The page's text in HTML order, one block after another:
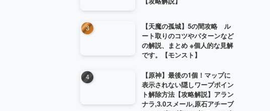
【天魔の孤城】5の間攻略 ル
ート取りのコツやパターンなど
の解説、まとめ ※個人的な見解
です。【モンスト】
【原神】最後の1個！マップに
表示されない隠しワープポイン
ト解除方法【攻略解説】アラン
ナラ,3.0スメール,原石アチーブ